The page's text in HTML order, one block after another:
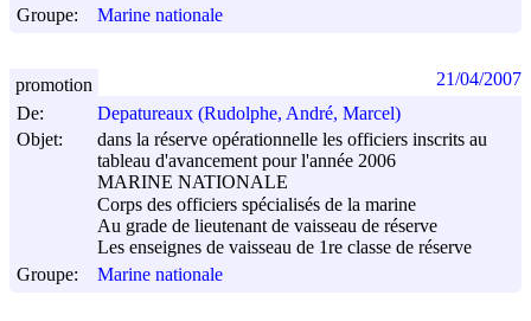
Groupe:
Marine nationale
De:
Depatureaux (Rudolphe, André, Marcel)
Objet:
dans la réserve opérationnelle les officiers inscrits au
tableau d'avancement pour l'année 2006
MARINE NATIONALE
Corps des officiers spécialisés de la marine
Au grade de lieutenant de vaisseau de réserve
Les enseignes de vaisseau de 1re classe de réserve
Groupe:
Marine nationale
promotion 21/04/2007